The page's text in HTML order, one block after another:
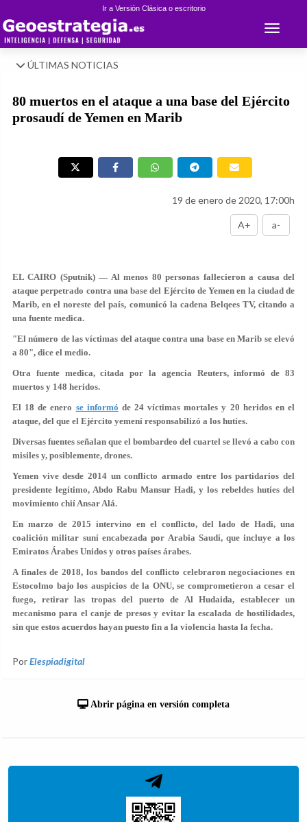
Ir a Versión Clásica o escritorio
Toggle
ÚLTIMAS NOTICIAS
80 muertos en el ataque a una base del Ejército
prosaudí de Yemen en Marib
19 de enero de 2020, 17:00h
A+ a-
EL CAIRO (Sputnik) — Al menos 80 personas fallecieron a causa del
ataque perpetrado contra una base del Ejército de Yemen en la ciudad de
Marib, en el noreste del país, comunicó la cadena Belqees TV, citando a
una fuente medica.
"El número de las víctimas del ataque contra una base en Marib se elevó
a 80", dice el medio.
Otra fuente medica, citada por la agencia Reuters, informó de 83
muertos y 148 heridos.
El 18 de enero se informó de 24 víctimas mortales y 20 heridos en el
ataque, del que el Ejército yemení responsabilizó a los hutíes.
Diversas fuentes señalan que el bombardeo del cuartel se llevó a cabo con
misiles y, posiblemente, drones.
Yemen vive desde 2014 un conflicto armado entre los partidarios del
presidente legítimo, Abdo Rabu Mansur Hadi, y los rebeldes hutíes del
movimiento chií Ansar Alá.
En marzo de 2015 intervino en el conflicto, del lado de Hadi, una
coalición militar suní encabezada por Arabia Saudí, que incluye a los
Emiratos Árabes Unidos y otros países árabes.
A finales de 2018, los bandos del conflicto celebraron negociaciones en
Estocolmo bajo los auspicios de la ONU, se comprometieron a cesar el
fuego, retirar las tropas del puerto de Al Hudaida, establecer un
mecanismo para el canje de presos y evitar la escalada de hostilidades,
sin que estos acuerdos hayan puesto fin a la violencia hasta la fecha.
PorElespiadigital
Abrir página en versión completa